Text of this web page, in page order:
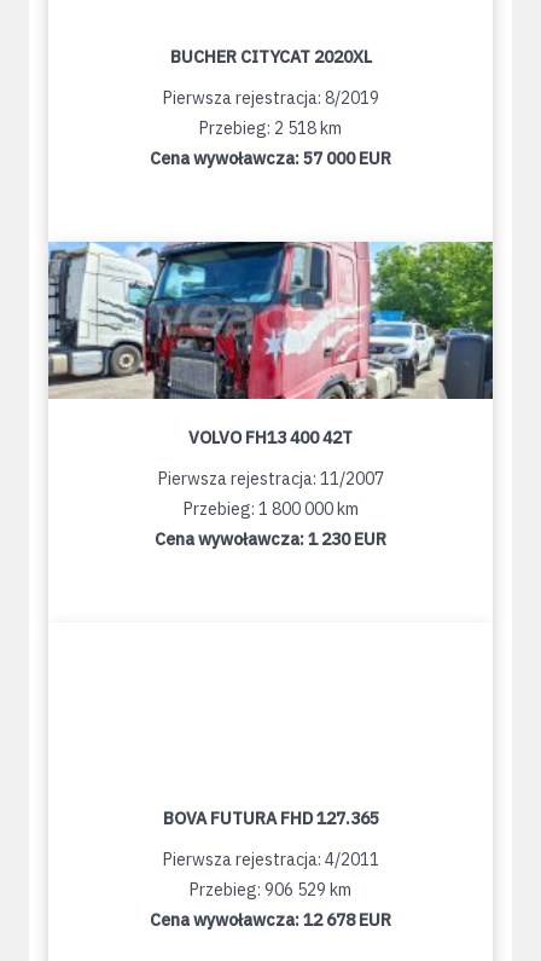
BUCHER CITYCAT 2020XL
Pierwsza rejestracja: 8/2019
Przebieg: 2 518 km
Cena wywoławcza:57 000 EUR
VOLVO FH13 400 42T
Pierwsza rejestracja: 11/2007
Przebieg: 1 800 000 km
Cena wywoławcza:1 230 EUR
BOVA FUTURA FHD 127.365
Pierwsza rejestracja: 4/2011
Przebieg: 906 529 km
Cena wywoławcza:12 678 EUR